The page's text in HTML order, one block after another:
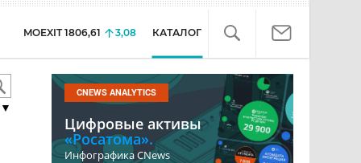
MOEXIT 1806,61 3,08 КАТАЛОГ
CNEWS ANALYTICS
Цифровые активы
«Росатома».
Инфографика CNews